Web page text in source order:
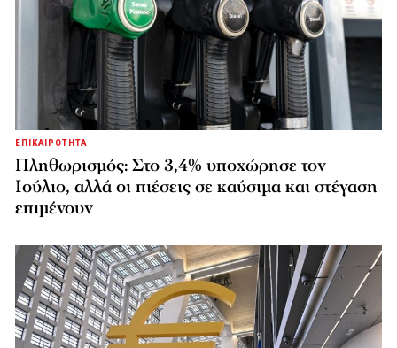
ΕΠΙΚΑΙΡΟΤΗΤΑ
Πληθωρισμός: Στο 3,4% υποχώρησε τον
Ιούλιο, αλλά οι πιέσεις σε καύσιμα και στέγαση
επιμένουν